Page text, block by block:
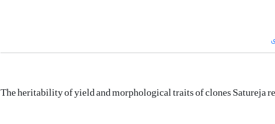
The heritability of yield and morphological traits of clones Satureja